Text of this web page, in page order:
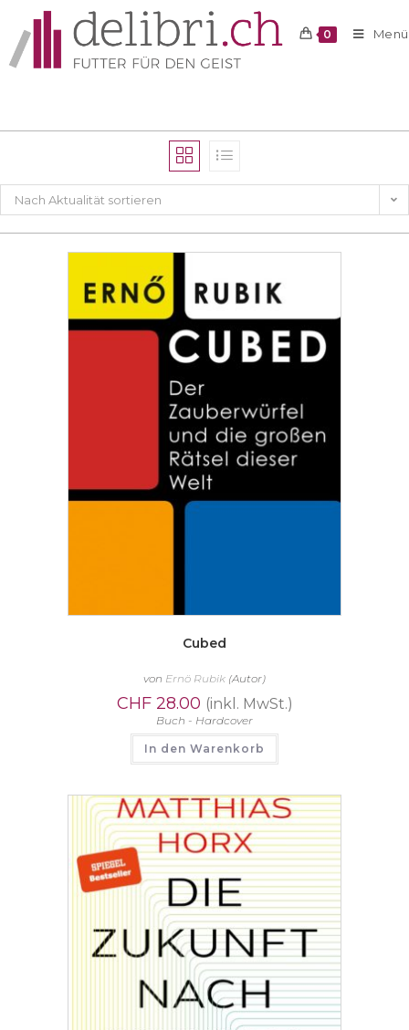
0 Menü
Nach Aktualität sortieren
Cubed
von Ernö Rubik (Autor)
CHF28.00 (inkl. MwSt.)
Buch - Hardcover
In den Warenkorb